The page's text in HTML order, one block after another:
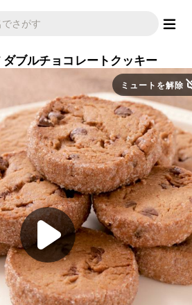
ブルチョコレートクッキー
ミュートを解除